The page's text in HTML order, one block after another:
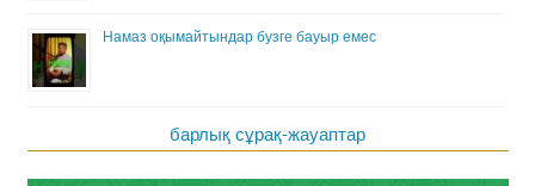
Намаз оқымайтындар бузге бауыр емес
барлық сұрақ-жауаптар